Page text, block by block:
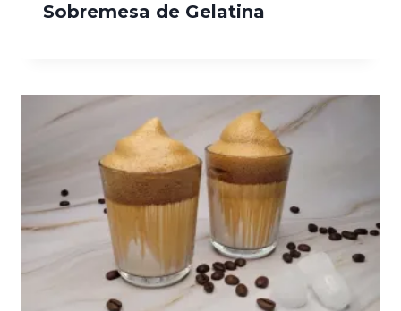
Sobremesa de Gelatina